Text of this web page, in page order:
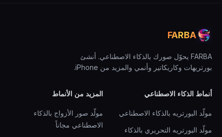
FARBA
FARBA يحوّل صورك بالذكاء الاصطناعي. أنشئ
بورتريهات وكاريكاتير وأنمي والمزيد من iPhone.
أنماط الذكاء الاصطناعي
مولّد البورتريه بالذكاء الاصطناعي
مولّد البورتريه التحريري بالذكاء
المزيد من الأنماط
مولّد صور الأزواج بالذكاء
الاصطناعي مجاناً